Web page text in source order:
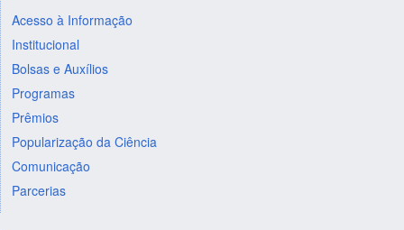
Acesso à Informação
Institucional
Bolsas e Auxílios
Programas
Prêmios
Popularização da Ciência
Comunicação
Parcerias